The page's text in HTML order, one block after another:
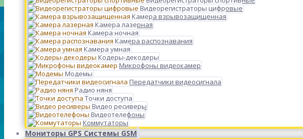
Видеорегистраторы цифровые
Камера взрывозащищенная
Камера лазерная
Камера ночная
Камера распознавания
Камера умная
Кодеры-декодеры
Микрофоны видеокамер
Модемы
Передатчики видеосигнала
Радио няня
Точки доступа
Видео ресиверы
Видеотелефоны
Коммутаторы
Мониторы GPS Системы GSM